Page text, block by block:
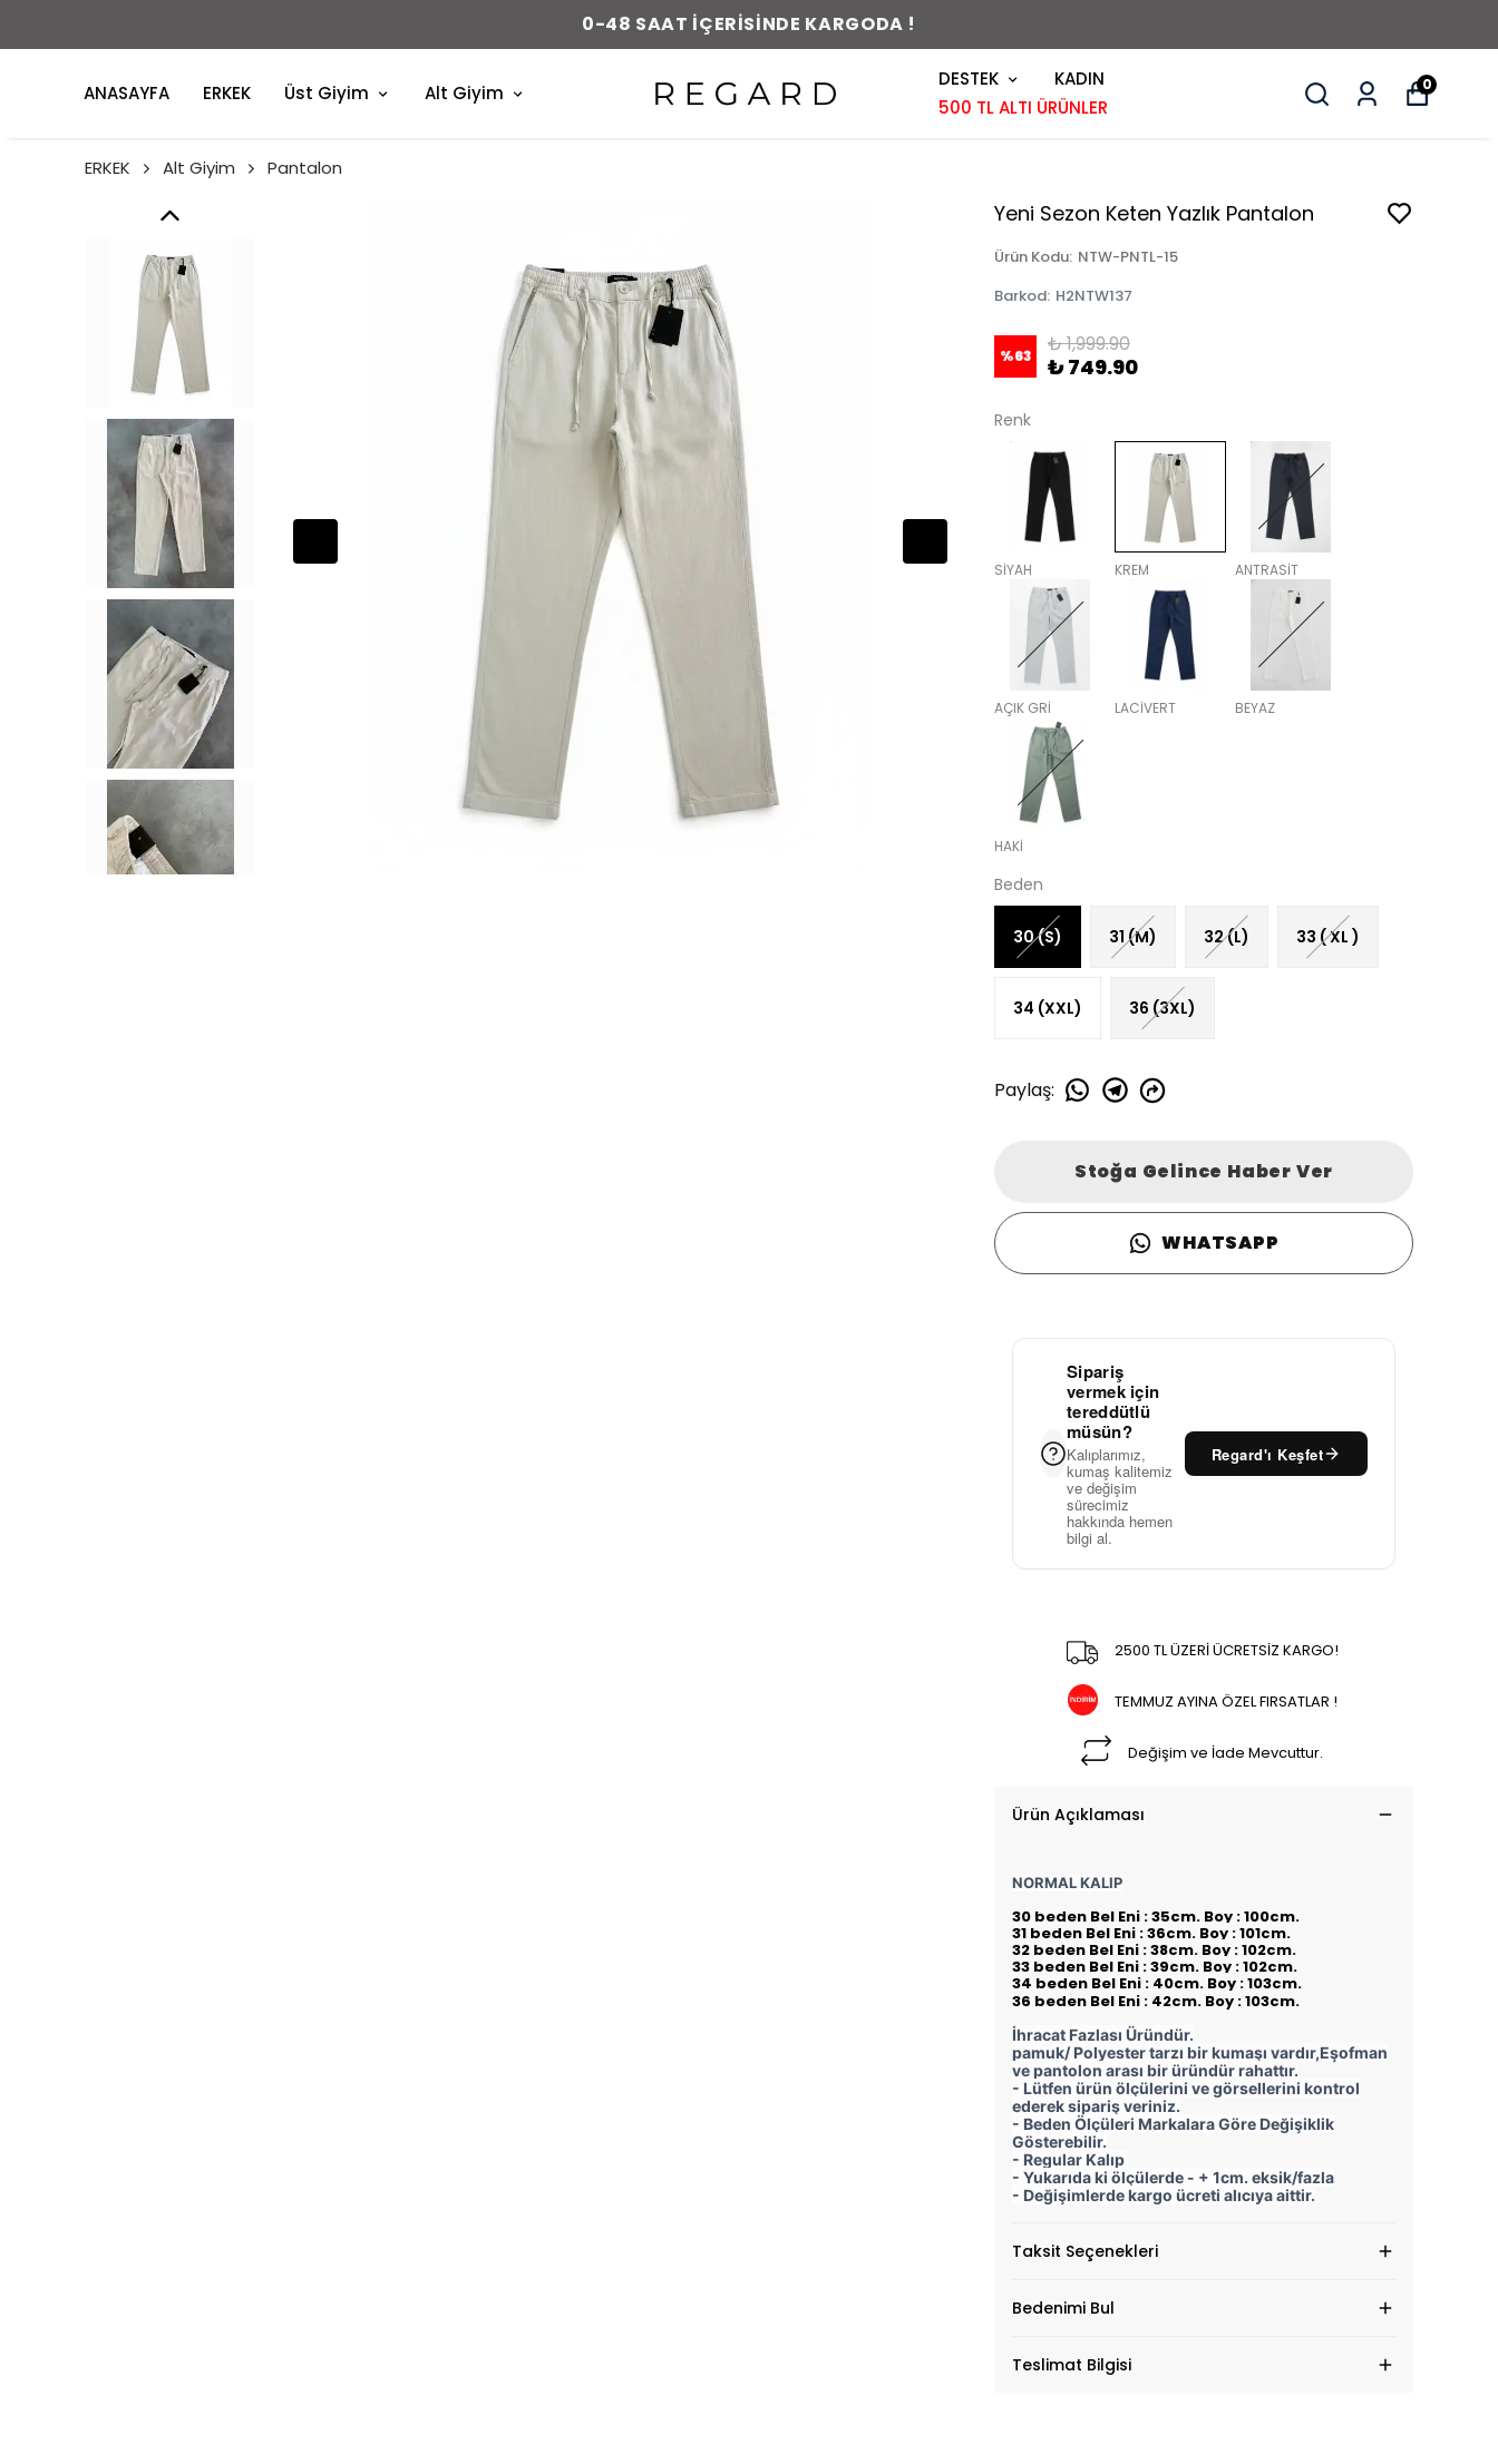
0-48 SAAT İÇERİSİNDE KARGODA !
ANASAYFA ERKEK Üst Giyim Alt Giyim
DESTEK
KADIN
500 TL ALTI ÜRÜNLER
0
ERKEK Alt Giyim Pantalon
Yeni Sezon Keten Yazlık Pantalon
Ürün Kodu: NTW-PNTL-15
Barkod: H2NTW137
%63 ₺ 1,999.90
₺ 749.90
Renk
SİYAH KREM ANTRASİT
AÇIK GRİ LACİVERT BEYAZ
HAKİ
Beden
30 (S) 31 (M) 32 (L) 33 ( XL )
34 (XXL) 36 (3XL)
Paylaş:
Stoğa Gelince Haber Ver
WHATSAPP
Sipariş
vermek için
tereddütlü
müsün?
Kalıplarımız,
kumaş kalitemiz
ve değişim
sürecimiz
hakkında hemen
bilgi al.
Regard'ı Keşfet
2500 TL ÜZERİ ÜCRETSİZ KARGO!
TEMMUZ AYINA ÖZEL FIRSATLAR !
Değişim ve İade Mevcuttur.
Ürün Açıklaması
NORMAL KALIP
30 beden Bel Eni : 35cm. Boy : 100cm.
31 beden Bel Eni : 36cm. Boy : 101cm.
32 beden Bel Eni : 38cm. Boy : 102cm.
33 beden Bel Eni : 39cm. Boy : 102cm.
34 beden Bel Eni : 40cm. Boy : 103cm.
36 beden Bel Eni : 42cm. Boy : 103cm.
İhracat Fazlası Üründür.
pamuk/ Polyester tarzı bir kumaşı vardır,Eşofman
ve pantolon arası bir üründür rahattır.
- Lütfen ürün ölçülerini ve görsellerini kontrol
ederek sipariş veriniz.
- Beden Ölçüleri Markalara Göre Değişiklik
Gösterebilir.
- Regular Kalıp
- Yukarıda ki ölçülerde - + 1cm. eksik/fazla
- Değişimlerde kargo ücreti alıcıya aittir.
Taksit Seçenekleri
Bedenimi Bul
Teslimat Bilgisi